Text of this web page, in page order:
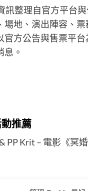
訊整理自官方平台
場地、演出陣容、
官方公告與售票平
息。
推薦
PP Krit – 電影《冥